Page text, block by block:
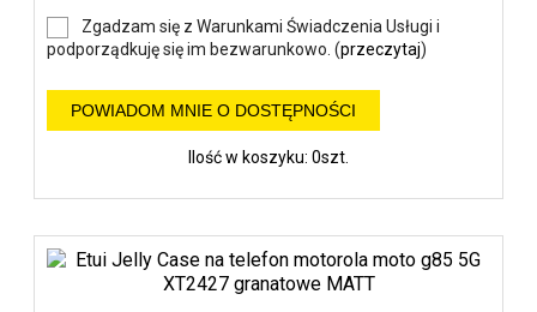
Zgadzam się z Warunkami Świadczenia Usługi i
podporządkuję się im bezwarunkowo. (przeczytaj)
POWIADOM MNIE O DOSTĘPNOŚCI
Ilość w koszyku: 0szt.